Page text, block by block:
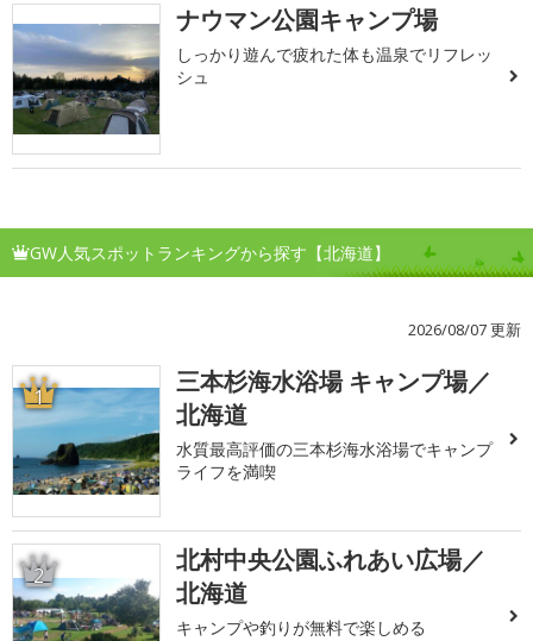
ナウマン公園キャンプ場
しっかり遊んで疲れた体も温泉でリフレッ
シュ
GW人気スポットランキングから探す【北海道】
2026/08/07 更新
1
三本杉海水浴場 キャンプ場／
北海道
水質最高評価の三本杉海水浴場でキャンプ
ライフを満喫
2
北村中央公園ふれあい広場／
北海道
キャンプや釣りが無料で楽しめる